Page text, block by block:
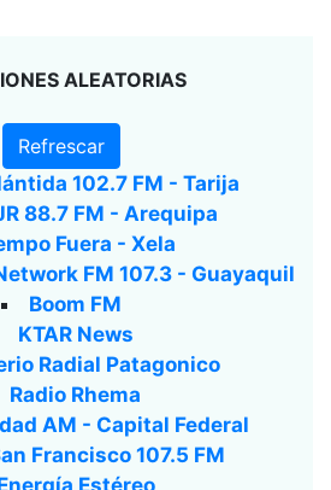
ALEATORIAS
Refrescar
102.7 FM - Tarija
88.7 FM - Arequipa
Fuera - Xela
FM 107.3 - Guayaquil
Boom FM
KTAR News
Radial Patagonico
Radio Rhema
AM - Capital Federal
Francisco 107.5 FM
Estéreo